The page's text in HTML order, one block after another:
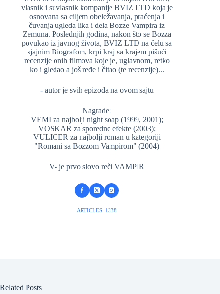
vlasnik i suvlasnik kompanije BVIZ LTD koja je
osnovana sa ciljem obeležavanja, praćenja i
čuvanja ugleda lika i dela Bozze Vampira iz
Zemuna. Poslednjih godina, nakon što se Bozza
povukao iz javnog života, BVIZ LTD na čelu sa
sjajnim Biografom, krpi kraj sa krajem pišući
recenzije onih filmova koje je, uglavnom, retko
ko i gledao a još ređe i čitao (te recenzije)...
- autor je svih epizoda na ovom sajtu
Nagrade:
VEMI za najbolji night soap (1999, 2001);
VOSKAR za sporedne efekte (2003);
VULICER za najbolji roman u kategoriji
"Romani sa Bozzom Vampirom" (2004)
V- je prvo slovo reči VAMPIR
ARTICLES: 1338
Related Posts